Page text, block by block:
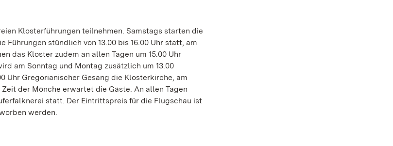
Klosterführungen teilnehmen. Samstags starten die
Führungen stündlich von 13.00 bis 16.00 Uhr statt, am
das Kloster zudem an allen Tagen um 15.00 Uhr
am Sonntag und Montag zusätzlich um 13.00
Uhr Gregorianischer Gesang die Klosterkirche, am
der Mönche erwartet die Gäste. An allen Tagen
statt. Der Eintrittspreis für die Flugschau ist
werden.